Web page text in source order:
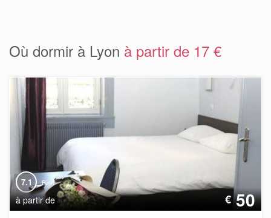
Où dormir à Lyon à partir de 17 €
7.1 Bien
à partir de €50